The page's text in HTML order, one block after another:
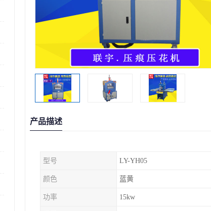
产品描述
型号 LY-YH05
颜色 蓝黄
功率 15kw